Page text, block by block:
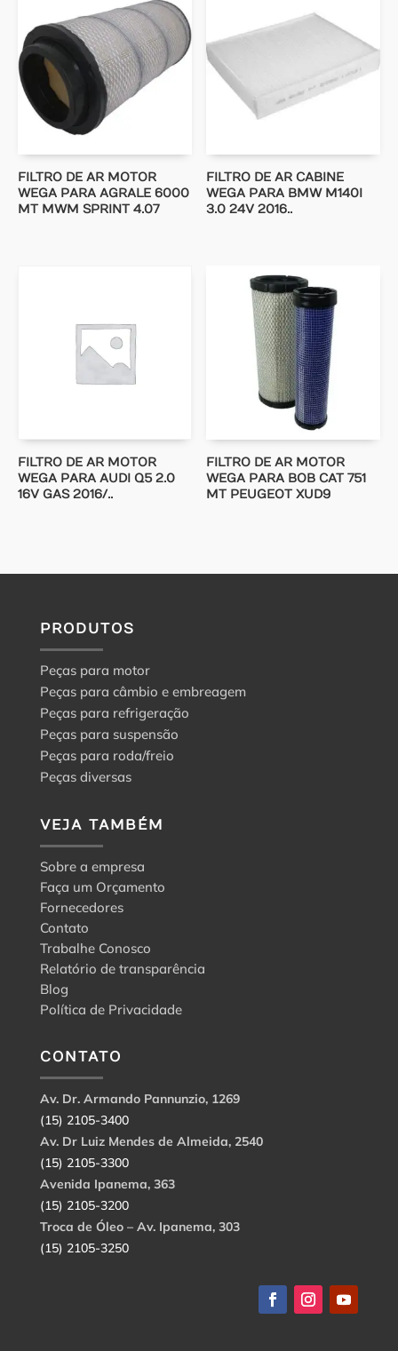
FILTRO DE AR MOTOR
WEGA PARA AGRALE 6000
MT MWM SPRINT 4.07
FILTRO DE AR CABINE
WEGA PARA BMW M140I
3.0 24V 2016..
FILTRO DE AR MOTOR
WEGA PARA AUDI Q5 2.0
16V GAS 2016/..
FILTRO DE AR MOTOR
WEGA PARA BOB CAT 751
MT PEUGEOT XUD9
PRODUTOS
Peças para motor
Peças para câmbio e embreagem
Peças para refrigeração
Peças para suspensão
Peças para roda/freio
Peças diversas
VEJA TAMBÉM
Sobre a empresa
Faça um Orçamento
Fornecedores
Contato
Trabalhe Conosco
Relatório de transparência
Blog
Política de Privacidade
CONTATO
Av. Dr. Armando Pannunzio, 1269
(15) 2105-3400
Av. Dr Luiz Mendes de Almeida, 2540
(15) 2105-3300
Avenida Ipanema, 363
(15) 2105-3200
Troca de Óleo – Av. Ipanema, 303
(15) 2105-3250